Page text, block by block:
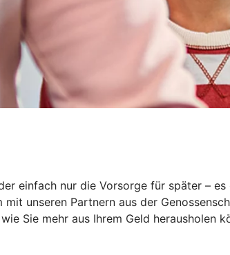
einfach nur die Vorsorge für später –
unseren Partnern aus der
Sie mehr aus Ihrem Geld herausholen